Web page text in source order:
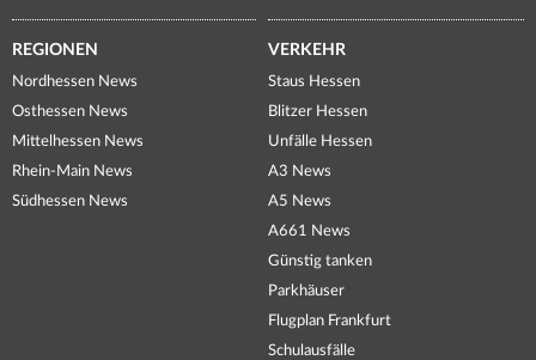
REGIONEN
Nordhessen News
Osthessen News
Mittelhessen News
Rhein-Main News
Südhessen News
VERKEHR
Staus Hessen
Blitzer Hessen
Unfälle Hessen
A3 News
A5 News
A661 News
Günstig tanken
Parkhäuser
Flugplan Frankfurt
Schulausfälle